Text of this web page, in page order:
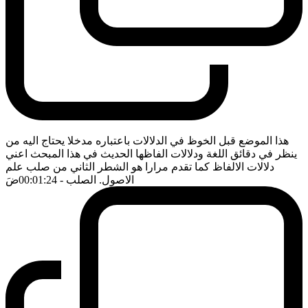
هذا الموضع قبل الخوظ في الدلالات باعتباره مدخلا يحتاج اليه من
ينظر في دقائق اللغة ودلالات الفاظها الحديث في هذا المبحث اعني
دلالات الالفاظ كما تقدم مرارا هو الشطر الثاني من صلب علم
الاصول. الصلب - 00:01:24 ضَ